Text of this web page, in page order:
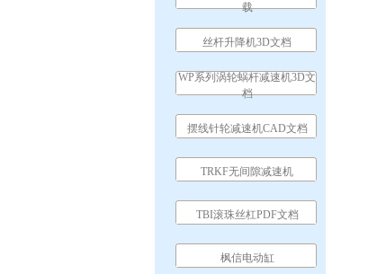
载
丝杆升降机3D文档
WP系列涡轮蜗杆减速机3D文
档
摆线针轮减速机CAD文档
TRKF无间隙减速机
TBI滚珠丝杠PDF文档
枫信电动缸